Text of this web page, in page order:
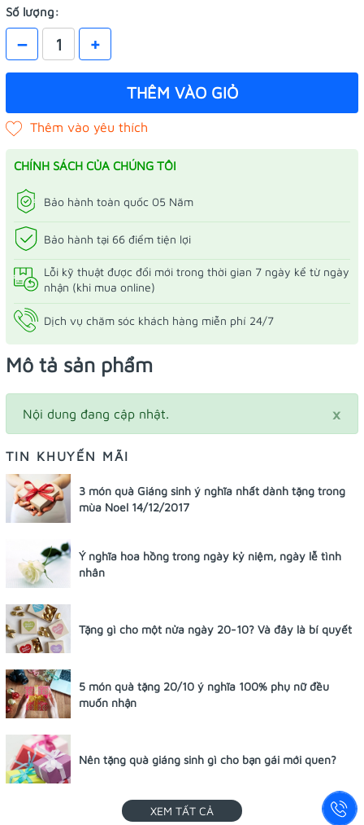
Số lượng:
– +
THÊM VÀO GIỎ
CHÍNH SÁCH CỦA CHÚNG TÔI
Bảo hành toàn quốc 05 Năm
Bảo hành tại 66 điểm tiện lợi
Lỗi kỹ thuật được đổi mới trong thời gian 7 ngày kể từ ngày
nhận (khi mua online)
Dịch vụ chăm sóc khách hàng miễn phí 24/7
Mô tả sản phẩm
×
Nội dung đang cập nhật.
TIN KHUYẾN MÃI
3 món quà Giáng sinh ý nghĩa nhất dành tặng trong
mùa Noel 14/12/2017
Ý nghĩa hoa hồng trong ngày kỷ niệm, ngày lễ tình
nhân
Tặng gì cho một nửa ngày 20-10? Và đây là bí quyết
5 món quà tặng 20/10 ý nghĩa 100% phụ nữ đều
muốn nhận
Nên tặng quà giáng sinh gì cho bạn gái mới quen?
XEM TẤT CẢ